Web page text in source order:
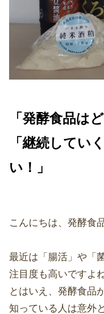
「発酵食品は
「継続してい
い！」
こんにちは、発酵食
最近は「腸活」や「
注目度も高いですよね
とはいえ、発酵食品
知っている人は意外